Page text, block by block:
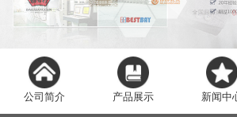
公司简介 产品展示 新闻中